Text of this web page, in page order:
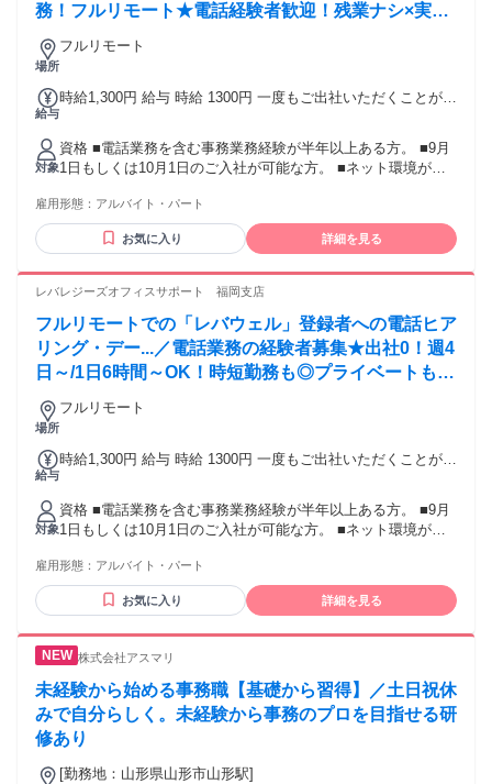
務！フルリモート★電話経験者歓迎！残業ナシ×実働
6ｈ～◎週4日～◎土日祝休み
場所
フルリモート
給与
時給1,300円 給与 時給 1300円 一度もご出社いただくことがご
対象
資格 ■電話業務を含む事務業務経験が半年以上ある方。 ■9月
1日もしくは10月1日のご入社が可能な方。 ■ネット環境が
索いただくと速度テストのサイトに繋がりますのでお試しく
ださい。 ＜テレアポ・電話応対の経験者歓迎！＞ ★困ったと
きは周りの先輩にすぐ聞ける環境なので安心です！ ＜こんな
をくみ取るのが得意な方 ・サポートや気配りが自然にできる
験・スキル】 データ入力、事務、一般事務、 コールセンタ
ー、テレアポ、 在宅勤務、リモートワークなどの業務経験。
雇用形態： アルバイト・パート
お気に入り 詳細を見る
レバレジーズオフィスサポート 福岡支店
フルリモートでの「レバウェル」登録者への電話ヒア
リング・デー...／電話業務の経験者募集★出社0！週4
日～/1日6時間～OK！時短勤務も◎プライベートも大
事に働ける♪
場所
フルリモート
給与
時給1,300円 給与 時給 1300円 一度もご出社いただくことがご
対象
資格 ■電話業務を含む事務業務経験が半年以上ある方。 ■9月
1日もしくは10月1日のご入社が可能な方。 ■ネット環境が
索いただくと速度テストのサイトに繋がりますのでお試しく
ださい。 ＜テレアポ・電話応対の経験者歓迎！＞ ★困ったと
きは周りの先輩にすぐ聞ける環境なので安心です！ ＜こんな
をくみ取るのが得意な方 ・サポートや気配りが自然にできる
方 ・オフィスより、自宅で集中したい派の方 【活かせる経
験・スキル】 データ入力、事務、一般事務、 コールセンタ
ー、テレアポ、 在宅勤務、リモートワークなどの業務経験。
雇用形態： アルバイト・パート
お気に入り 詳細を見る
株式会社アスマリ
未経験から始める事務職【基礎から習得】／土日祝休
みで自分らしく。未経験から事務のプロを目指せる研
修あり
[勤務地：山形県山形市山形駅]